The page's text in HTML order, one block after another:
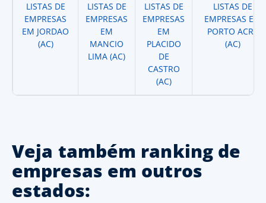
LISTAS DE
EMPRESAS
EM JORDAO
(AC)
LISTAS DE
EMPRESAS
EM
MANCIO
LIMA (AC)
LISTAS DE
EMPRESAS
EM
PLACIDO
DE
CASTRO
(AC)
LISTAS DE
EMPRESAS EM
PORTO ACRE
(AC)
Veja também ranking de
empresas em outros
estados: